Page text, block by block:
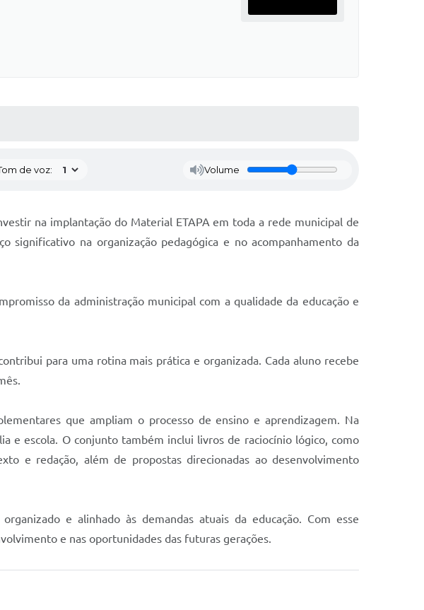
de voz: Volume
na implantação do Material ETAPA em toda a rede municipal de
significativo na organização pedagógica e no acompanhamento da
da administração municipal com a qualidade da educação e
para uma rotina mais prática e organizada. Cada aluno recebe
que ampliam o processo de ensino e aprendizagem. Na
e escola. O conjunto também inclui livros de raciocínio lógico, como
e redação, além de propostas direcionadas ao desenvolvimento
e alinhado às demandas atuais da educação. Com esse
e nas oportunidades das futuras gerações.